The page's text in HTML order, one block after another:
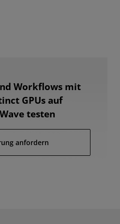
Workflows mit
GPUs auf
testen
anfordern